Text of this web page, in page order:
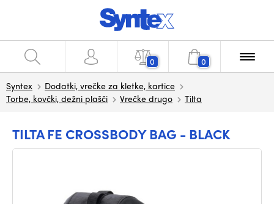
0 0
Syntex
Dodatki, vrečke za kletke, kartice
Torbe, kovčki, dežni plašči
Vrečke drugo Tilta
TILTA FE CROSSBODY BAG - BLACK